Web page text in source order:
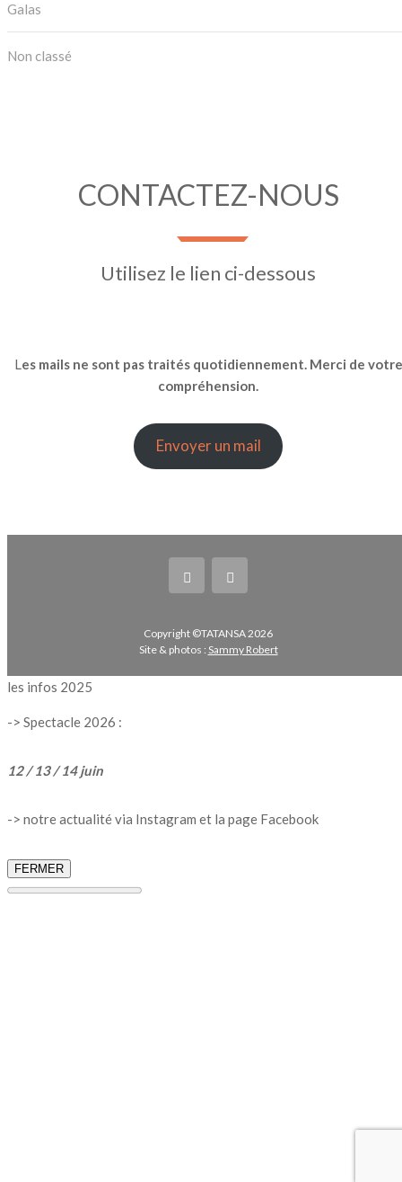
Galas
Non classé
CONTACTEZ-NOUS
Utilisez le lien ci-dessous
Les mails ne sont pas traités quotidiennement. Merci de votre
compréhension.
Envoyer un mail
Copyright ©TATANSA 2026
Site & photos : Sammy Robert
les infos 2025
-> Spectacle 2026 :
12 / 13 / 14 juin
-> notre actualité via Instagram et la page Facebook
FERMER